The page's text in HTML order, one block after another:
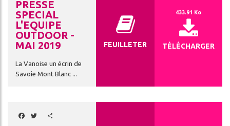
LA
GARDIENNE
OSEZ
L'EXPÉRIENCE
!
VENTE
PRESSE
SPECIAL
L'EQUIPE
OUTDOOR -
MAI 2019
La Vanoise un écrin de
Savoie Mont Blanc ...
FEUILLETER
433.91 Ko
TÉLÉCHARGER
Facebook
Twitter